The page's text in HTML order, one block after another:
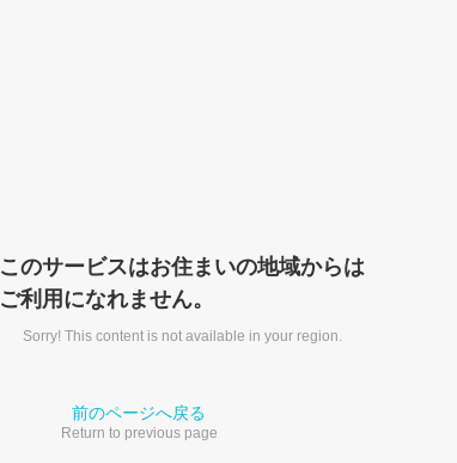
このサービスはお住まいの地域からは
ご利用になれません。
Sorry! This content is not available in your region.
前のページへ戻る
Return to previous page